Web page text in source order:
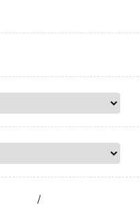
/